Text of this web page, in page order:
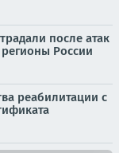
после атак
России
реабилитации с